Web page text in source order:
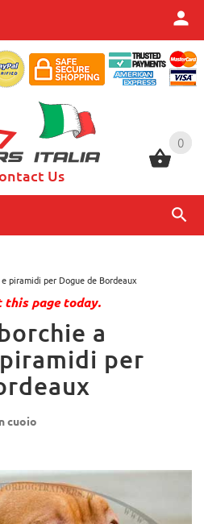
0
Us
0
piramidi per Dogue de Bordeaux
page today.
a
per
cuoio